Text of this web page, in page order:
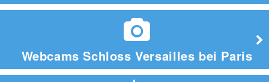
Webcams Schloss Versailles bei Paris